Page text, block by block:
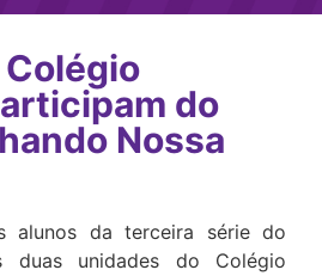
do
Nossa
alunos da terceira série do
duas unidades do Colégio